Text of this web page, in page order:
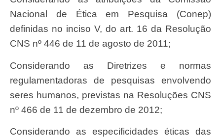
Nacional de Ética em Pesquisa (Conep)
definidas no inciso V, do art. 16 da Resolução
CNS nº 446 de 11 de agosto de 2011;
Considerando as Diretrizes e normas
regulamentadoras de pesquisas envolvendo
seres humanos, previstas na Resoluções CNS
nº 466 de 11 de dezembro de 2012;
Considerando as especificidades éticas das